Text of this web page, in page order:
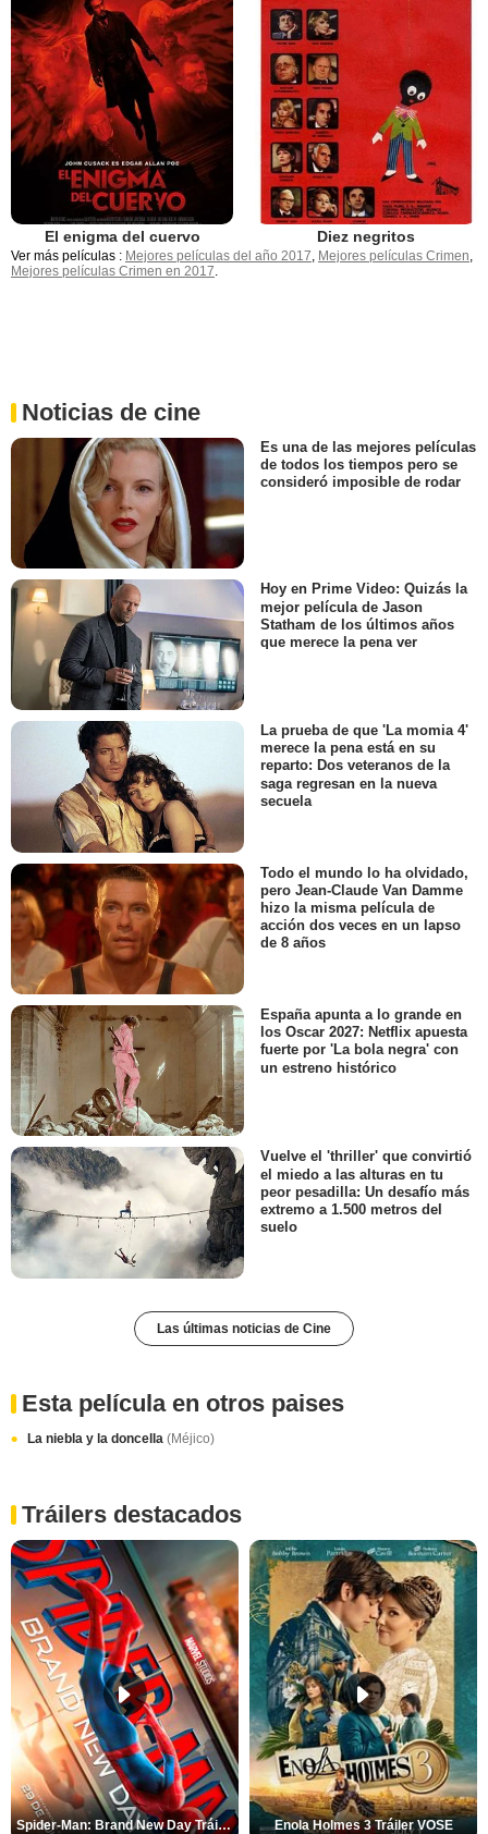
El enigma del cuervo Diez negritos
Ver más películas : Mejores películas del año 2017 Mejores películas Crimen
Mejores películas Crimen en 2017
Noticias de cine
Es una de las mejores películas
de todos los tiempos pero se
consideró imposible de rodar
Hoy en Prime Video: Quizás la
mejor película de Jason
Statham de los últimos años
que merece la pena ver
La prueba de que 'La momia 4'
merece la pena está en su
reparto: Dos veteranos de la
saga regresan en la nueva
secuela
Todo el mundo lo ha olvidado,
pero Jean-Claude Van Damme
hizo la misma película de
acción dos veces en un lapso
de 8 años
España apunta a lo grande en
los Oscar 2027: Netflix apuesta
fuerte por 'La bola negra' con
un estreno histórico
Vuelve el 'thriller' que convirtió
el miedo a las alturas en tu
peor pesadilla: Un desafío más
extremo a 1.500 metros del
suelo
Las últimas noticias de Cine
Esta película en otros paises
La niebla y la doncella (Méjico)
Tráilers destacados
Spider-Man: Brand New Day Tráiler (3) Enola Holmes 3 Tráiler VOSE